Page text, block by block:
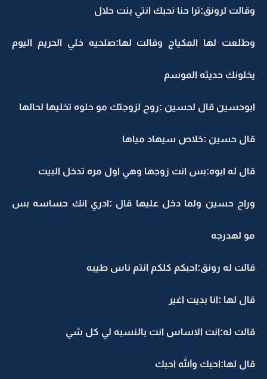
وقالت لرونق:ترا حنا نحبك انتي بنت حلال
وطلعت لها المكياج وقالت لها:صلحيه خلي الحريم اليوم
يخلونك حديثه الموسم
ابوحسين قال لحسين :روح لزوجتك مو حلوه تخليها لحالها
قال حسين :خلاص سيهاد مياها
قال له ابوه:بس انت زوجها وهي اول مره تدخل البيت
وراح حسين ولما دخل عليها قال :ادري انك حساسه بس
مو لهدرجه
قالت له رونق:احبكم كلكم انتم ناس طيبه
قال لها :انا بديت اغير
قالت له:انت الاساس انت بالنسبه لي كل شي
قال لها:احبك والله احبك